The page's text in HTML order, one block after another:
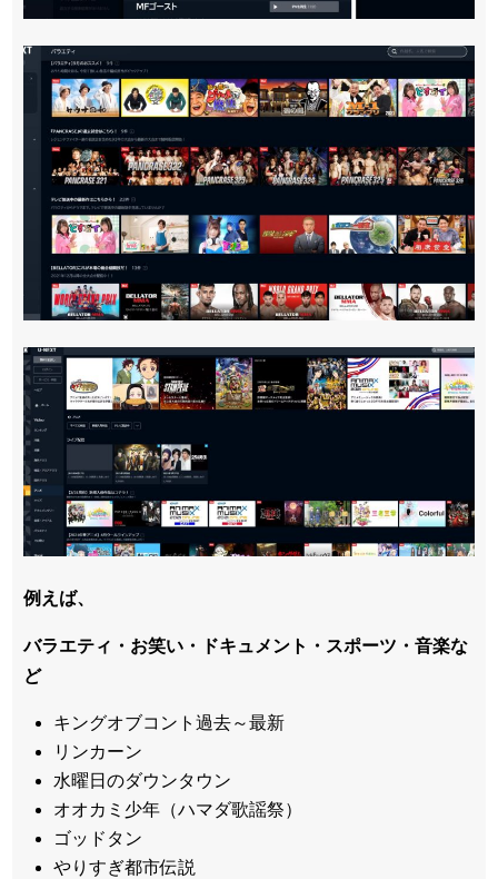
例えば、
バラエティ・お笑い・ドキュメント・スポーツ・音楽な
ど
キングオブコント過去～最新
リンカーン
水曜日のダウンタウン
オオカミ少年（ハマダ歌謡祭）
ゴッドタン
やりすぎ都市伝説